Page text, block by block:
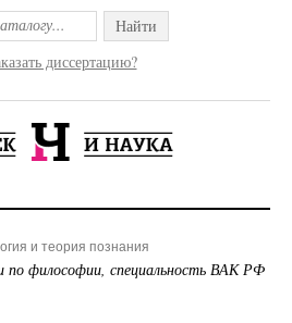
Найти
диссертацию?
и теория познания
по философии, специальность ВАК РФ